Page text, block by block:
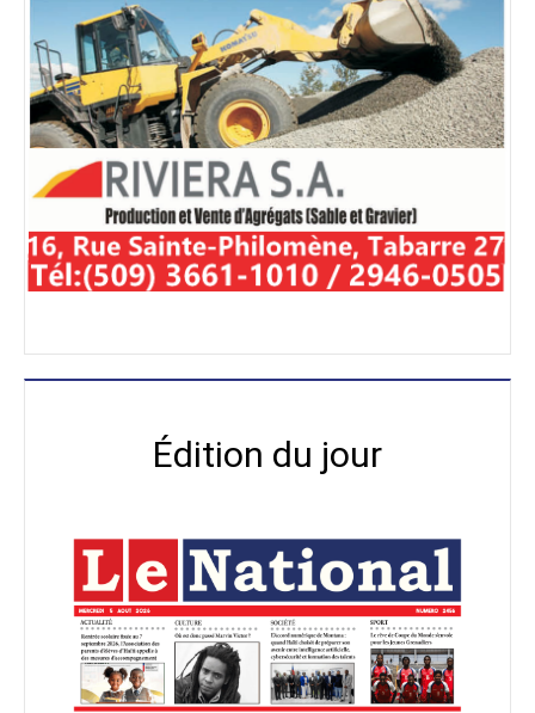
Édition du jour